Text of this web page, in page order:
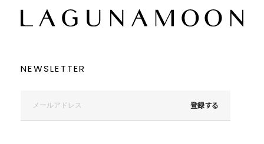
NEWSLETTER
登録する